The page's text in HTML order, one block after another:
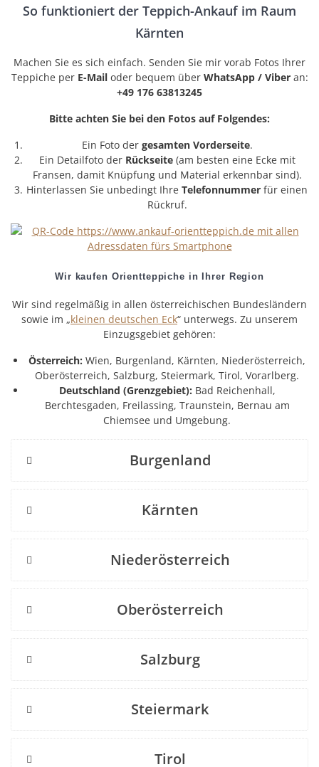
So funktioniert der Teppich-Ankauf im Raum
Kärnten
Machen Sie es sich einfach. Senden Sie mir vorab Fotos Ihrer
Teppiche per E-Mailoder bequem über WhatsApp / Viberan:
+49 176 63813245
Bitte achten Sie bei den Fotos auf Folgendes:
Ein Foto der gesamten Vorderseite.
Ein Detailfoto der Rückseite(am besten eine Ecke mit
Fransen, damit Knüpfung und Material erkennbar sind).
Hinterlassen Sie unbedingt Ihre Telefonnummer für einen
Rückruf.
Wir kaufen Orientteppiche in Ihrer Region
Wir sind regelmäßig in allen österreichischen Bundesländern
sowie im „kleinen deutschen Eck“ unterwegs. Zu unserem
Einzugsgebiet gehören:
Österreich: Wien, Burgenland, Kärnten, Niederösterreich,
Oberösterreich, Salzburg, Steiermark, Tirol, Vorarlberg.
Deutschland (Grenzgebiet): Bad Reichenhall,
Berchtesgaden, Freilassing, Traunstein, Bernau am
Chiemsee und Umgebung.
Burgenland
Kärnten
Niederösterreich
Oberösterreich
Salzburg
Steiermark
Tirol